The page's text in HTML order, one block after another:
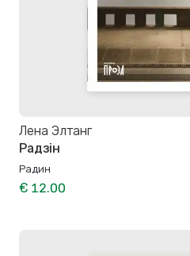
Лена Элтанг
Радзін
Радин
€ 12.00